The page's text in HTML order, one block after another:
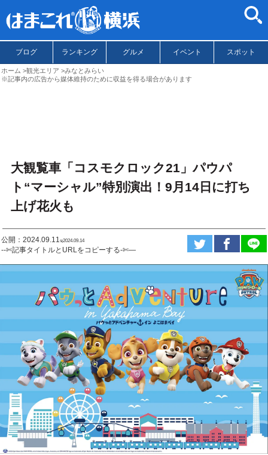
ブログ ランキング グルメ イベント スポット
ホーム 観光エリア
みなとみらい
※記事内の広告から媒体維持のために収益を得る場合があります
大観覧車「コスモクロック21」パウパ
ト“マーシャル”特別演出！9月14日に打ち
上げ花火も
公開：2024.09.11ಇ2024.09.14
--✄記事タイトルとURLをコピーする-✄—